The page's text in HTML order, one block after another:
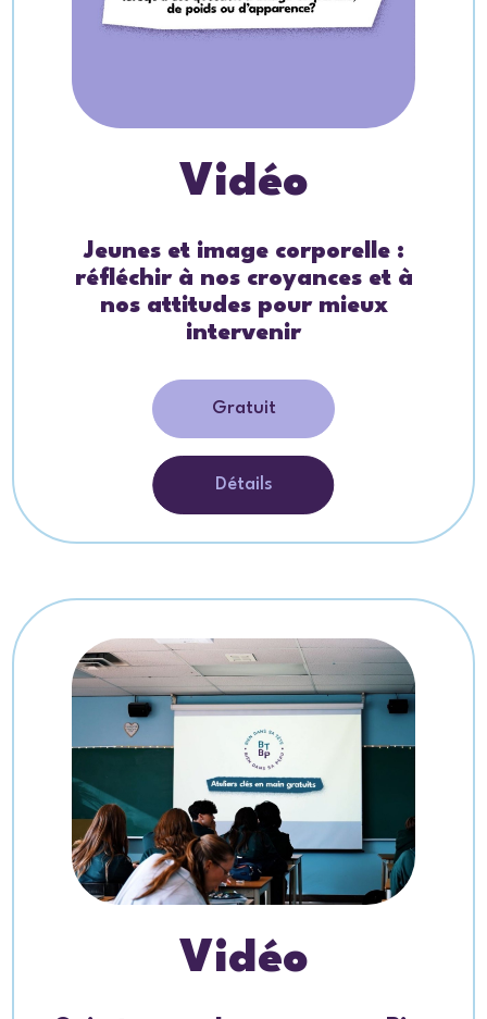
Vidéo
Jeunes et image corporelle :
réfléchir à nos croyances et à
nos attitudes pour mieux
intervenir
Gratuit
Détails
Vidéo